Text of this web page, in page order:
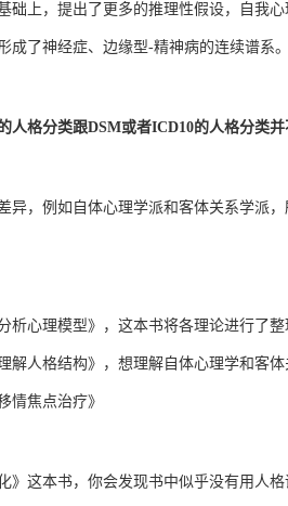
础上，提出了更多的推理性假设，自我
成了神经症、边缘型-精神病的连续谱系。
人格分类跟DSM或者ICD10的人格分类并
异，例如自体心理学派和客体关系学派
析心理模型》，这本书将各理论进行了
解人格结构》，想理解自体心理学和客
情焦点治疗》
》这本书，你会发现书中似乎没有用人